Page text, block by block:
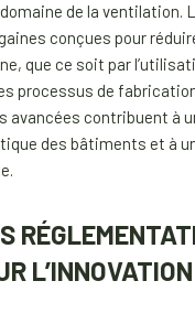
de la ventilation.
conçues pour
que ce soit par
processus de
avancées contribuent à
des bâtiments et à
L’INNOVATION